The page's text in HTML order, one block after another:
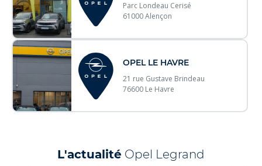
Parc Londeau Cerisé
61000 Alençon
OPEL LE HAVRE
21 rue Gustave Brindeau
76600 Le Havre
L'actualité Opel Legrand